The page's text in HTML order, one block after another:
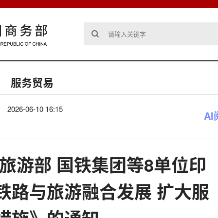
服务贸易
2026-06-10 16:15 AI
游部 国铁集团等8单位印
路与旅游融合发展 扩大服